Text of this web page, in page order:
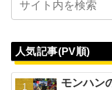
人気記事(PV順)
モンハン